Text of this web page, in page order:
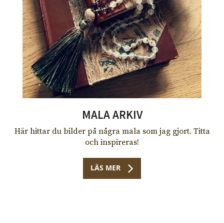
MALA ARKIV
Här hittar du bilder på några mala som jag gjort. Titta
och inspireras!
LÄS MER